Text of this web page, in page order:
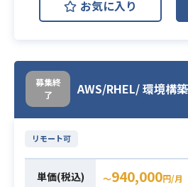
ベース開発/構築
ベース操作（
・DWH運用、
・顧客の課題解
務経験
業務内容
境をPythonを使
る形に移管(流用
管、残りは24
※23年10月末
予定
お気に入り
募集終
了
AWS/RHEL/ 環境構
リモート可
単価(税込) 〜940,000円/月